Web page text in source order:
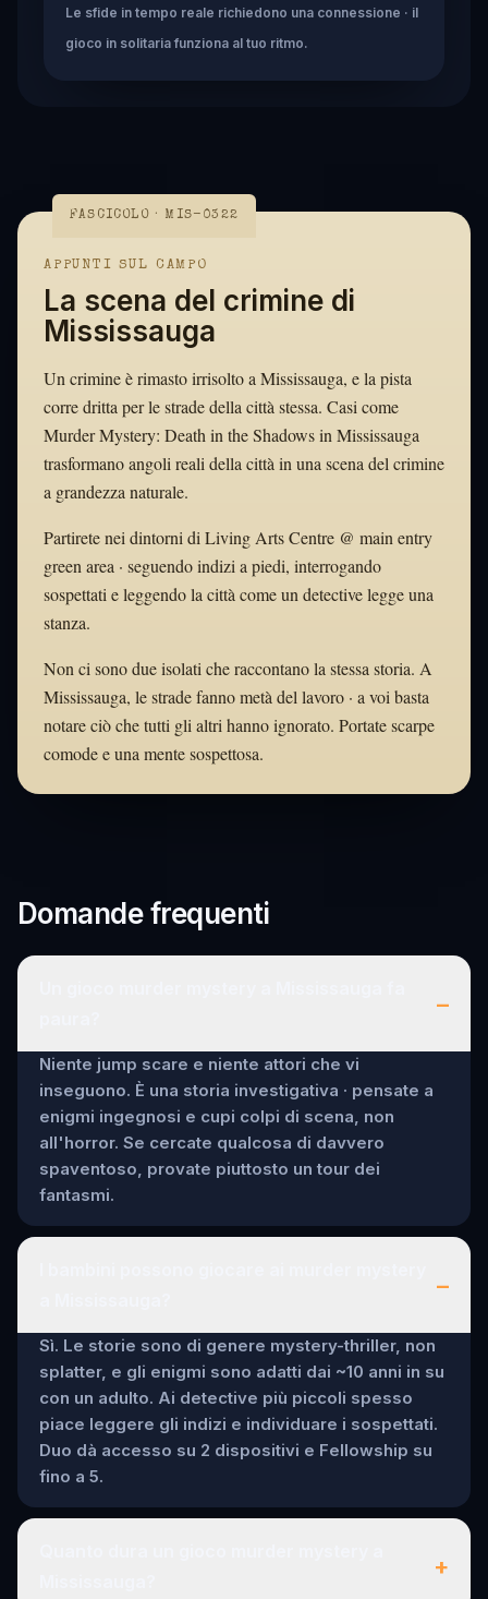
Le sfide in tempo reale richiedono una connessione · il
gioco in solitaria funziona al tuo ritmo.
FASCICOLO · MIS-0322
APPUNTI SUL CAMPO
La scena del crimine di
Mississauga
Un crimine è rimasto irrisolto a Mississauga, e la pista
corre dritta per le strade della città stessa. Casi come
Murder Mystery: Death in the Shadows in Mississauga
trasformano angoli reali della città in una scena del crimine
a grandezza naturale.
Partirete nei dintorni di Living Arts Centre @ main entry
green area · seguendo indizi a piedi, interrogando
sospettati e leggendo la città come un detective legge una
stanza.
Non ci sono due isolati che raccontano la stessa storia. A
Mississauga, le strade fanno metà del lavoro · a voi basta
notare ciò che tutti gli altri hanno ignorato. Portate scarpe
comode e una mente sospettosa.
Domande frequenti
–
Niente jump scare e niente attori che vi
inseguono. È una storia investigativa · pensate a
enigmi ingegnosi e cupi colpi di scena, non
all'horror. Se cercate qualcosa di davvero
spaventoso, provate piuttosto un tour dei
fantasmi.
–
Sì. Le storie sono di genere mystery-thriller, non
splatter, e gli enigmi sono adatti dai ~10 anni in su
con un adulto. Ai detective più piccoli spesso
piace leggere gli indizi e individuare i sospettati.
Duo dà accesso su 2 dispositivi e Fellowship su
fino a 5.
+